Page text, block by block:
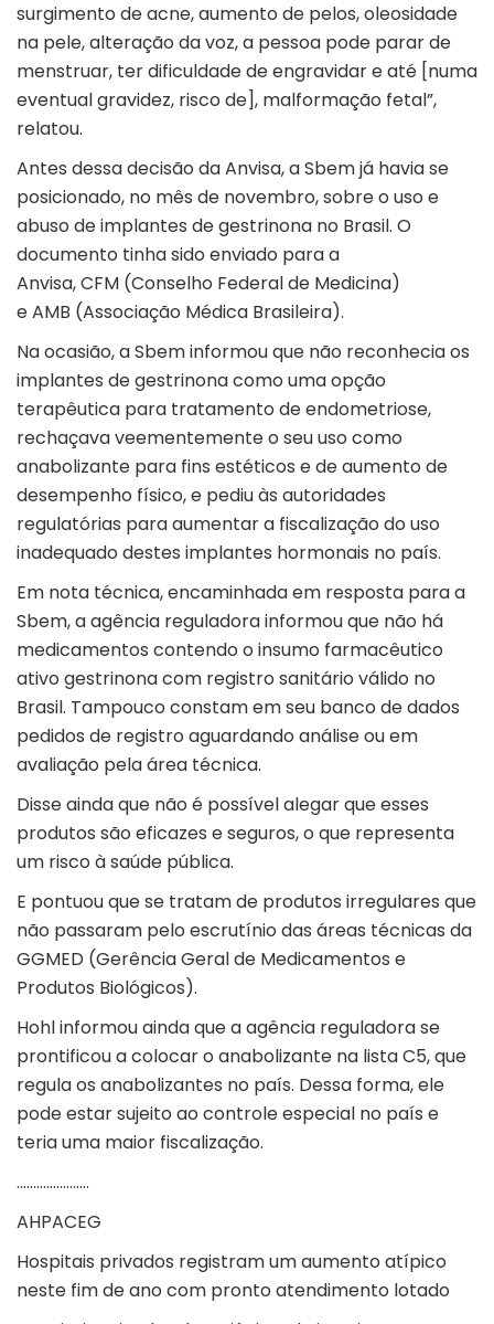
surgimento de acne, aumento de pelos, oleosidade
na pele, alteração da voz, a pessoa pode parar de
menstruar, ter dificuldade de engravidar e até [numa
eventual gravidez, risco de], malformação fetal”,
relatou.
Antes dessa decisão da Anvisa, a Sbem já havia se
posicionado, no mês de novembro, sobre o uso e
abuso de implantes de gestrinona no Brasil. O
documento tinha sido enviado para a
Anvisa, CFM (Conselho Federal de Medicina)
e AMB (Associação Médica Brasileira).
Na ocasião, a Sbem informou que não reconhecia os
implantes de gestrinona como uma opção
terapêutica para tratamento de endometriose,
rechaçava veementemente o seu uso como
anabolizante para fins estéticos e de aumento de
desempenho físico, e pediu às autoridades
regulatórias para aumentar a fiscalização do uso
inadequado destes implantes hormonais no país.
Em nota técnica, encaminhada em resposta para a
Sbem, a agência reguladora informou que não há
medicamentos contendo o insumo farmacêutico
ativo gestrinona com registro sanitário válido no
Brasil. Tampouco constam em seu banco de dados
pedidos de registro aguardando análise ou em
avaliação pela área técnica.
Disse ainda que não é possível alegar que esses
produtos são eficazes e seguros, o que representa
um risco à saúde pública.
E pontuou que se tratam de produtos irregulares que
não passaram pelo escrutínio das áreas técnicas da
GGMED (Gerência Geral de Medicamentos e
Produtos Biológicos).
Hohl informou ainda que a agência reguladora se
prontificou a colocar o anabolizante na lista C5, que
regula os anabolizantes no país. Dessa forma, ele
pode estar sujeito ao controle especial no país e
teria uma maior fiscalização.
………………….
AHPACEG
Hospitais privados registram um aumento atípico
neste fim de ano com pronto atendimento lotado